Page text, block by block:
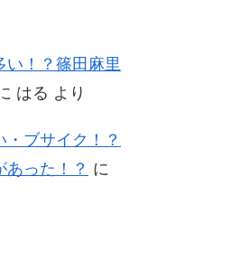
い！？篠田麻里
はる より
ブサイク！？
った！？ に